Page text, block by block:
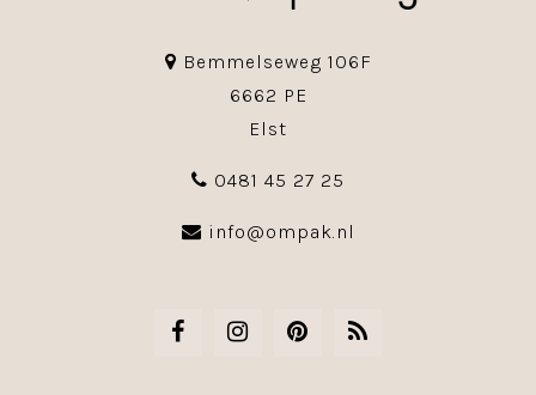
Bemmelseweg 106F
6662 PE
Elst
0481 45 27 25
info@ompak.nl